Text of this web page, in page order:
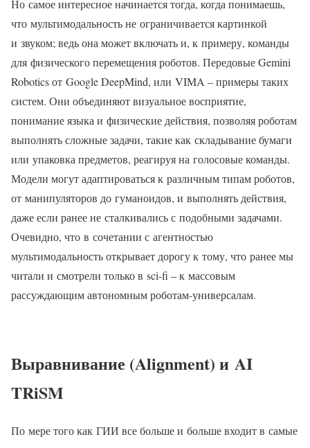
Но самое интересное начинается тогда, когда понимаешь,
что мультимодальность не ограничивается картинкой
и звуком; ведь она может включать и, к примеру, команды
для физического перемещения роботов. Передовые Gemini
Robotics от Google DeepMind, или VIMA – примеры таких
систем. Они объединяют визуальное восприятие,
понимание языка и физические действия, позволяя роботам
выполнять сложные задачи, такие как складывание бумаги
или упаковка предметов, реагируя на голосовые команды.
Модели могут адаптироваться к различным типам роботов,
от манипуляторов до гуманоидов, и выполнять действия,
даже если ранее не сталкивались с подобными задачами.
Очевидно, что в сочетании с агентностью
мультимодальность открывает дорогу к тому, что ранее мы
читали и смотрели только в sci-fi – к массовым
рассуждающим автономным роботам-универсалам.
Выравнивание (Alignment) и AI
TRiSM
По мере того как ГИИ все больше и больше входит в самые